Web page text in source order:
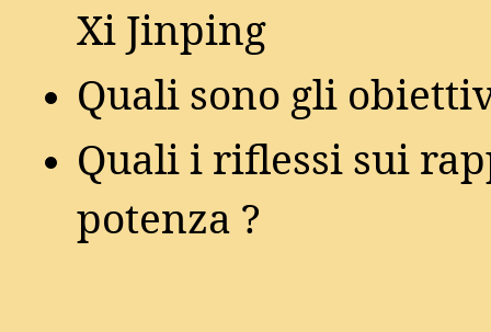
Xi Jinping
Quali sono gli
Quali i riflessi sui
potenza ?